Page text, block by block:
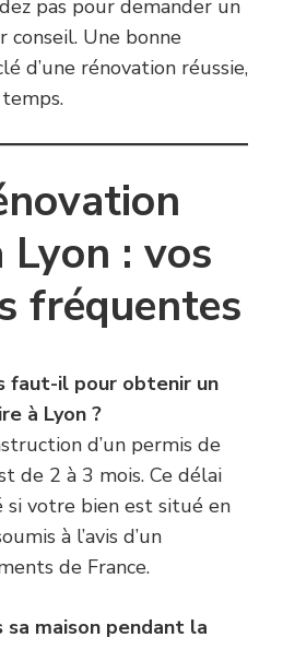
pas pour demander un
conseil. Une bonne
d’une rénovation réussie,
Lyon : vos
fréquentes
faut-il pour obtenir un
à Lyon ?
d’un permis de
de 2 à 3 mois. Ce délai
votre bien est situé en
à l’avis d’un
de France.
sa maison pendant la